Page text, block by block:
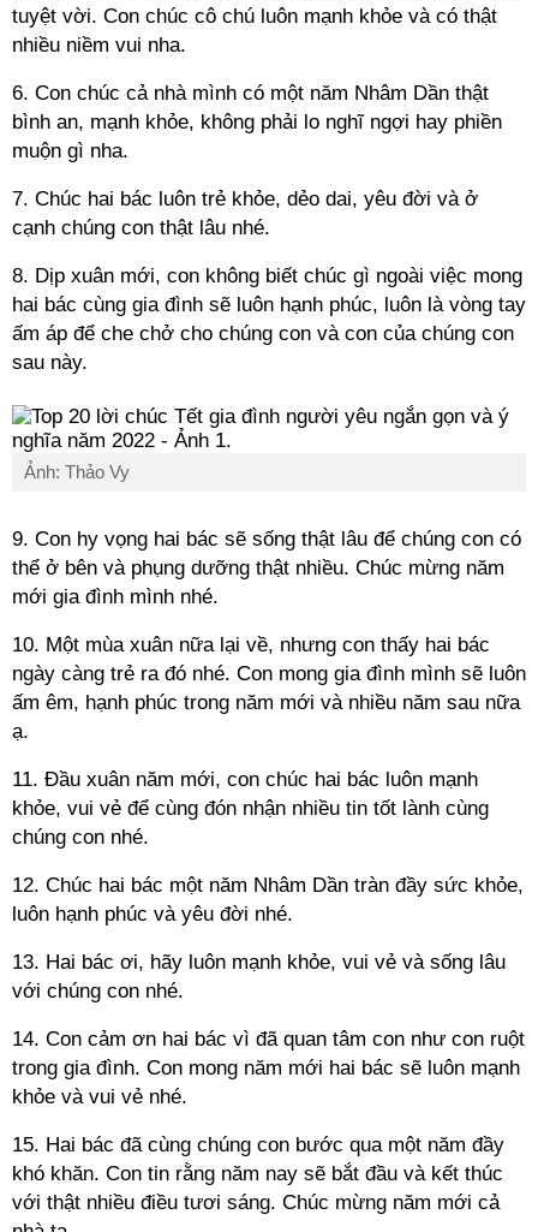
tuyệt vời. Con chúc cô chú luôn mạnh khỏe và có thật
nhiều niềm vui nha.
6. Con chúc cả nhà mình có một năm Nhâm Dần thật
bình an, mạnh khỏe, không phải lo nghĩ ngợi hay phiền
muộn gì nha.
7. Chúc hai bác luôn trẻ khỏe, dẻo dai, yêu đời và ở
cạnh chúng con thật lâu nhé.
8. Dịp xuân mới, con không biết chúc gì ngoài việc mong
hai bác cùng gia đình sẽ luôn hạnh phúc, luôn là vòng tay
ấm áp để che chở cho chúng con và con của chúng con
sau này.
Ảnh: Thảo Vy
9. Con hy vọng hai bác sẽ sống thật lâu để chúng con có
thể ở bên và phụng dưỡng thật nhiều. Chúc mừng năm
mới gia đình mình nhé.
10. Một mùa xuân nữa lại về, nhưng con thấy hai bác
ngày càng trẻ ra đó nhé. Con mong gia đình mình sẽ luôn
ấm êm, hạnh phúc trong năm mới và nhiều năm sau nữa
ạ.
11. Đầu xuân năm mới, con chúc hai bác luôn mạnh
khỏe, vui vẻ để cùng đón nhận nhiều tin tốt lành cùng
chúng con nhé.
12. Chúc hai bác một năm Nhâm Dần tràn đầy sức khỏe,
luôn hạnh phúc và yêu đời nhé.
13. Hai bác ơi, hãy luôn mạnh khỏe, vui vẻ và sống lâu
với chúng con nhé.
14. Con cảm ơn hai bác vì đã quan tâm con như con ruột
trong gia đình. Con mong năm mới hai bác sẽ luôn mạnh
khỏe và vui vẻ nhé.
15. Hai bác đã cùng chúng con bước qua một năm đầy
khó khăn. Con tin rằng năm nay sẽ bắt đầu và kết thúc
với thật nhiều điều tươi sáng. Chúc mừng năm mới cả